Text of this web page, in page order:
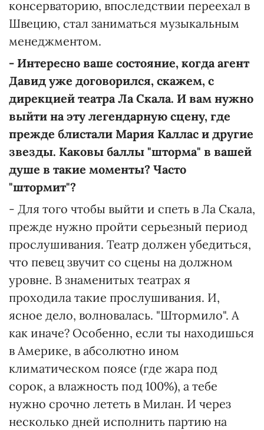
консерваторию, впоследствии переехал в
Швецию, стал заниматься музыкальным
менеджментом.
- Интересно ваше состояние, когда агент
Давид уже договорился, скажем, с
дирекцией театра Ла Скала. И вам нужно
выйти на эту легендарную сцену, где
прежде блистали Мария Каллас и другие
звезды. Каковы баллы "шторма" в вашей
душе в такие моменты? Часто
"штормит"?
- Для того чтобы выйти и спеть в Ла Скала,
прежде нужно пройти серьезный период
прослушивания. Театр должен убедиться,
что певец звучит со сцены на должном
уровне. В знаменитых театрах я
проходила такие прослушивания. И,
ясное дело, волновалась. "Штормило". А
как иначе? Особенно, если ты находишься
в Америке, в абсолютно ином
климатическом поясе (где жара под
сорок, а влажность под 100%), а тебе
нужно срочно лететь в Милан. И через
несколько дней исполнить партию на